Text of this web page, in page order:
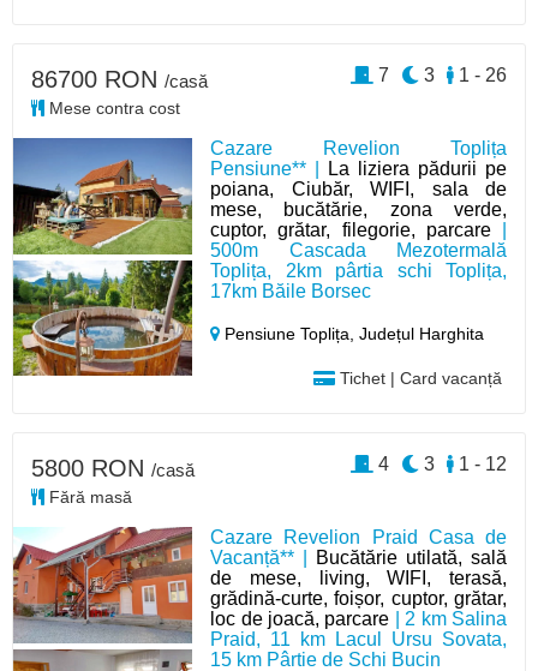
Cazare Revelion Toplița
Pensiune** |
La liziera pădurii pe
poiana, Ciubăr, WIFI, sala de
mese, bucătărie, zona verde,
cuptor, grătar, filegorie, parcare|
500m Cascada Mezotermală
Toplița, 2km pârtia schi Toplița,
17km Băile Borsec
Pensiune Toplița,Județul Harghita
Tichet | Card vacanță
86700 RON /casă
Mese contra cost
1 - 26
3
7
Cazare Revelion Praid Casa de
Vacanță** |
Bucătărie utilată, sală
de mese, living, WIFI, terasă,
grădină-curte, foișor, cuptor, grătar,
loc de joacă, parcare | 2 km Salina
Praid, 11 km Lacul Ursu Sovata,
15 km Pârtie de Schi Bucin
5800 RON /casă
Fără masă
1 - 12
3
4